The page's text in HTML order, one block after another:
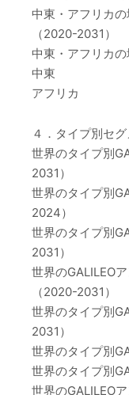
中東・アフリカ
（2020-2031）
中東・アフリカ
中東
アフリカ
４．タイプ別セグ
世界のタイプ別
2031）
世界のタイプ別
2024）
世界のタイプ別
2031）
世界のGALILEO
（2020-2031）
世界のタイプ別
2031）
世界のタイプ別
世界のタイプ別
世界のGALILEO